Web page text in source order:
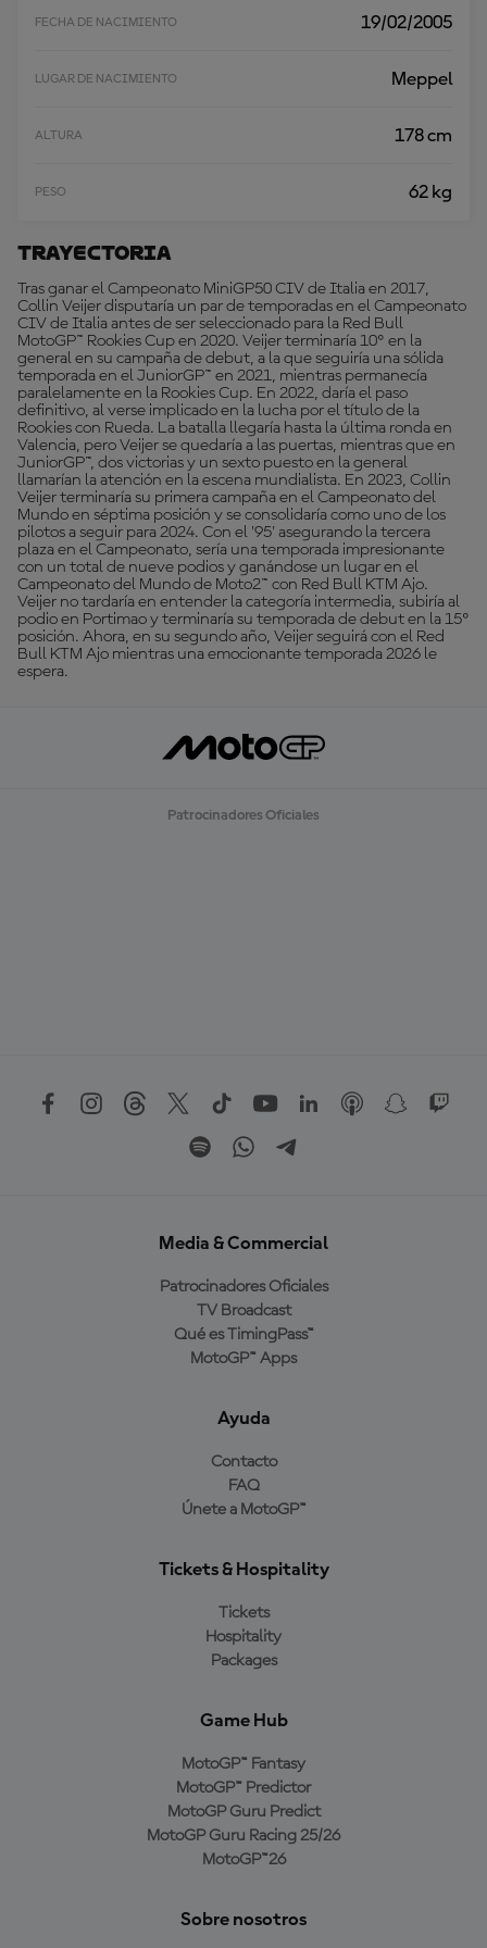
FECHA DE NACIMIENTO 19/02/2005
LUGAR DE NACIMIENTO Meppel
ALTURA 178 cm
PESO 62 kg
Trayectoria
Tras ganar el Campeonato MiniGP50 CIV de Italia en 2017,
Collin Veijer disputaría un par de temporadas en el Campeonato
CIV de Italia antes de ser seleccionado para la Red Bull
MotoGP™ Rookies Cup en 2020. Veijer terminaría 10º en la
general en su campaña de debut, a la que seguiría una sólida
temporada en el JuniorGP™ en 2021, mientras permanecía
paralelamente en la Rookies Cup. En 2022, daría el paso
definitivo, al verse implicado en la lucha por el título de la
Rookies con Rueda. La batalla llegaría hasta la última ronda en
Valencia, pero Veijer se quedaría a las puertas, mientras que en
JuniorGP™, dos victorias y un sexto puesto en la general
llamarían la atención en la escena mundialista. En 2023, Collin
Veijer terminaría su primera campaña en el Campeonato del
Mundo en séptima posición y se consolidaría como uno de los
pilotos a seguir para 2024. Con el '95' asegurando la tercera
plaza en el Campeonato, sería una temporada impresionante
con un total de nueve podios y ganándose un lugar en el
Campeonato del Mundo de Moto2™ con Red Bull KTM Ajo.
Veijer no tardaría en entender la categoría intermedia, subiría al
podio en Portimao y terminaría su temporada de debut en la 15º
posición. Ahora, en su segundo año, Veijer seguirá con el Red
Bull KTM Ajo mientras una emocionante temporada 2026 le
espera.
Patrocinadores Oficiales
Media & Commercial
Patrocinadores Oficiales
TV Broadcast
Qué es TimingPass™
MotoGP™ Apps
Ayuda
Contacto
FAQ
Únete a MotoGP™
Tickets & Hospitality
Tickets
Hospitality
Packages
Game Hub
MotoGP™ Fantasy
MotoGP™ Predictor
MotoGP Guru Predict
MotoGP Guru Racing 25/26
MotoGP™26
Sobre nosotros